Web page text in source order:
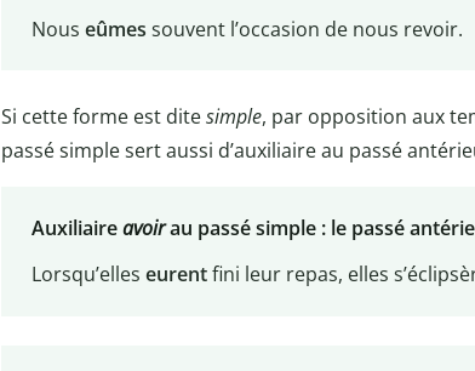
Nous eûmes souvent l’occasion de nous revoir.
Si cette forme est ditesimple, par opposition aux
passé simple sert aussi d’auxiliaire au passé
Auxiliaireavoirau passé simple : le passé
Lorsqu’elles eurentfini leur repas, elles